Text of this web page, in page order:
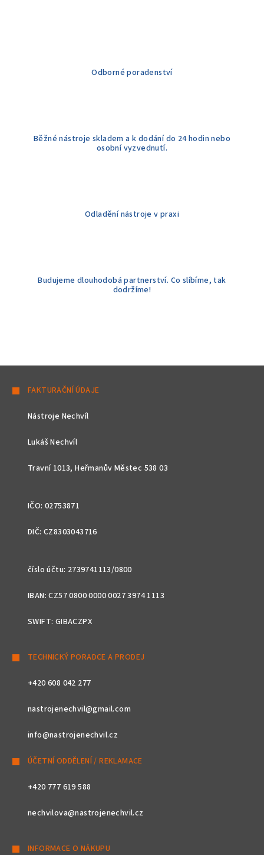
p
v
u
Odborné poradenství
Běžné nástroje skladem a k dodání do 24 hodin nebo
osobní vyzvednutí.
Odladění nástroje v praxi
Budujeme dlouhodobá partnerství. Co slíbíme, tak
dodržíme!
FAKTURAČNÍ ÚDAJE
Nástroje Nechvíl
Lukáš Nechvíl
Travní 1013, Heřmanův Městec 538 03
IČO: 02753871
DIČ: CZ8303043716
číslo účtu: 2739741113/0800
IBAN: CZ57 0800 0000 0027 3974 1113
SWIFT: GIBACZPX
TECHNICKÝ PORADCE A PRODEJ
+420 608 042 277
nastrojenechvil@gmail.com
info@nastrojenechvil.cz
ÚČETNÍ ODDĚLENÍ / REKLAMACE
+420 777 619 588
nechvilova@nastrojenechvil.cz
INFORMACE O NÁKUPU